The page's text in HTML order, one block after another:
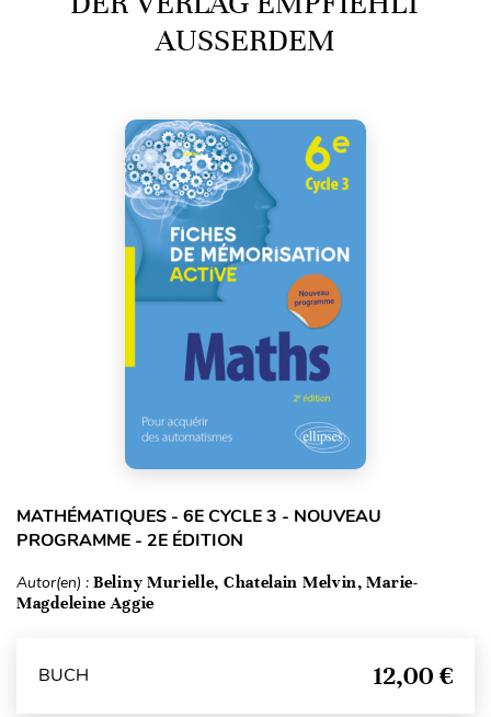
AUSSERDEM
MATHÉMATIQUES - 6E CYCLE 3 - NOUVEAU
PROGRAMME - 2E ÉDITION
Autor(en) : Beliny Murielle, Chatelain Melvin, Marie-
Magdeleine Aggie
BUCH 12,00 €